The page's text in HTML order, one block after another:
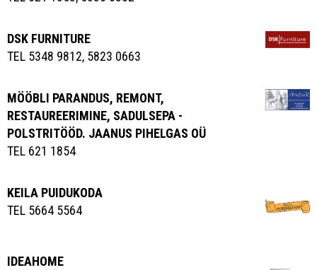
DSK FURNITURE
TEL 5348 9812, 5823 0663
MÖÖBLI PARANDUS, REMONT,
RESTAUREERIMINE, SADULSEPA -
POLSTRITÖÖD. JAANUS PIHELGAS OÜ
TEL 621 1854
KEILA PUIDUKODA
TEL 5664 5564
IDEAHOME